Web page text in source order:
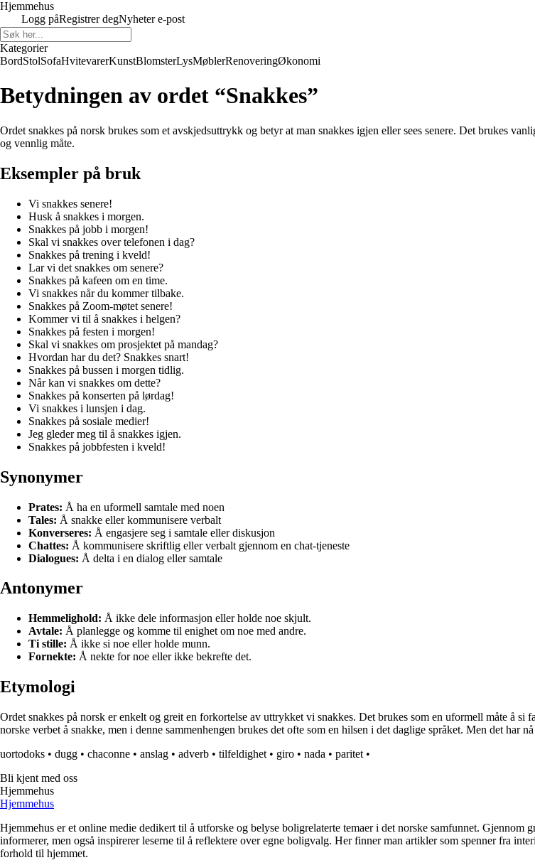
Hjemmehus
Logg påRegistrer degNyheter e-post
Kategorier
BordStolSofaHvitevarerKunstBlomsterLysMøblerRenoveringØkonomi
Betydningen av ordet “Snakkes”
Ordet snakkes på norsk brukes som et avskjedsuttrykk og betyr at man snakkes igjen eller sees senere. Det brukes
og vennlig måte.
Eksempler på bruk
Vi snakkes senere!
Husk å snakkes i morgen.
Snakkes på jobb i morgen!
Skal vi snakkes over telefonen i dag?
Snakkes på trening i kveld!
Lar vi det snakkes om senere?
Snakkes på kafeen om en time.
Vi snakkes når du kommer tilbake.
Snakkes på Zoom-møtet senere!
Kommer vi til å snakkes i helgen?
Snakkes på festen i morgen!
Skal vi snakkes om prosjektet på mandag?
Hvordan har du det? Snakkes snart!
Snakkes på bussen i morgen tidlig.
Når kan vi snakkes om dette?
Snakkes på konserten på lørdag!
Vi snakkes i lunsjen i dag.
Snakkes på sosiale medier!
Jeg gleder meg til å snakkes igjen.
Snakkes på jobbfesten i kveld!
Synonymer
Prates: Å ha en uformell samtale med noen
Tales: Å snakke eller kommunisere verbalt
Konverseres: Å engasjere seg i samtale eller diskusjon
Chattes: Å kommunisere skriftlig eller verbalt gjennom en chat-tjeneste
Dialogues: Å delta i en dialog eller samtale
Antonymer
Hemmelighold: Å ikke dele informasjon eller holde noe skjult.
Avtale: Å planlegge og komme til enighet om noe med andre.
Ti stille: Å ikke si noe eller holde munn.
Fornekte: Å nekte for noe eller ikke bekrefte det.
Etymologi
Ordet snakkes på norsk er enkelt og greit en forkortelse av uttrykket vi snakkes. Det brukes som en uformell måte å si
norske verbet å snakke, men i denne sammenhengen brukes det ofte som en hilsen i det daglige språket. Men det har
uortodoks • dugg • chaconne • anslag • adverb • tilfeldighet • giro • nada • paritet •
Bli kjent med oss
Hjemmehus
Hjemmehus
Hjemmehus er et online medie dedikert til å utforske og belyse boligrelaterte temaer i det norske samfunnet.
informerer, men også inspirerer leserne til å reflektere over egne boligvalg. Her finner man artikler som spenner fra
forhold til hjemmet.